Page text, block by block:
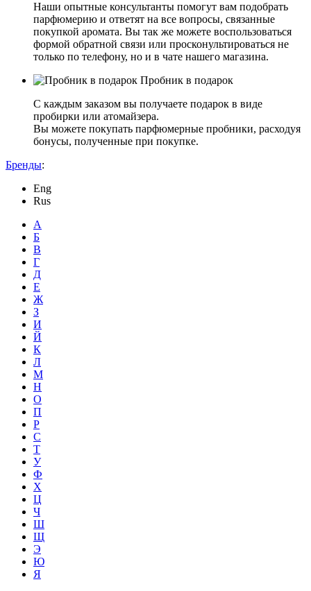
Наши опытные консультанты помогут вам подобрать
парфюмерию и ответят на все вопросы, связанные
покупкой аромата. Вы так же можете воспользоваться
формой обратной связи или просконультироваться не
только по телефону, но и в чате нашего магазина.
Пробник в подарок
С каждым заказом вы получаете подарок в виде
пробирки или атомайзера.
Вы можете покупать парфюмерные пробники, расходуя
бонусы, полученные при покупке.
Бренды:
Eng
Rus
А
Б
В
Г
Д
Е
Ж
З
И
Й
К
Л
М
Н
О
П
Р
С
Т
У
Ф
Х
Ц
Ч
Ш
Щ
Э
Ю
Я